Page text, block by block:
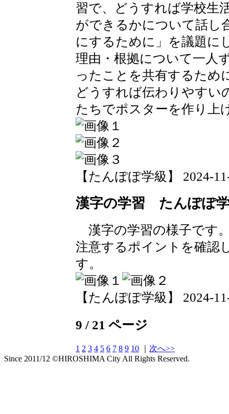
習で、どうすれば学校生
ができるかについて話し
にするために」を議題に
理由・根拠について一人
ったことを共有するため
どうすれば伝わりやすい
たちでポスターを作り上
【たんぽぽ学級】 2024-
漢字の学習 たんぽぽ
漢字の学習の様子です
注意するポイントを確認
す。
【たんぽぽ学級】 2024-
9 / 21 ページ
1 2 3 4 5 6 7 8 9 10
次へ>>
Since 2011/12 ©HIROSHIMA City All Rights Reserved.